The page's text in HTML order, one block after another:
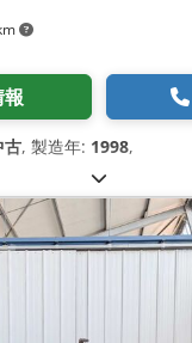
古, 製造年: 1998,